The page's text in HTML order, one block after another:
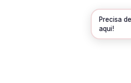
Precisa
aqui!